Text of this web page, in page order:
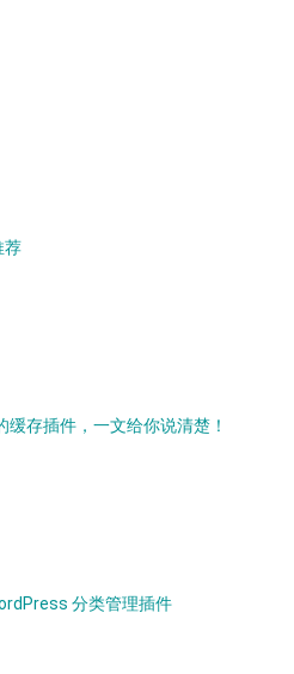
荐
存插件，一文给你说清楚！
分类管理插件